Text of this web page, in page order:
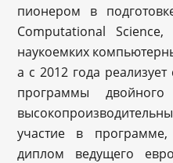
пионером в
Computational
наукоемких
а с 2012 года
программы
участие в
диплом ведущего